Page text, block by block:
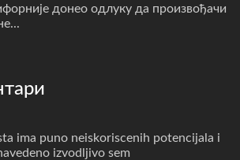
донео одлуку да произвођачи
ima puno neiskoriscenih potencijala i
izvodljivo sem